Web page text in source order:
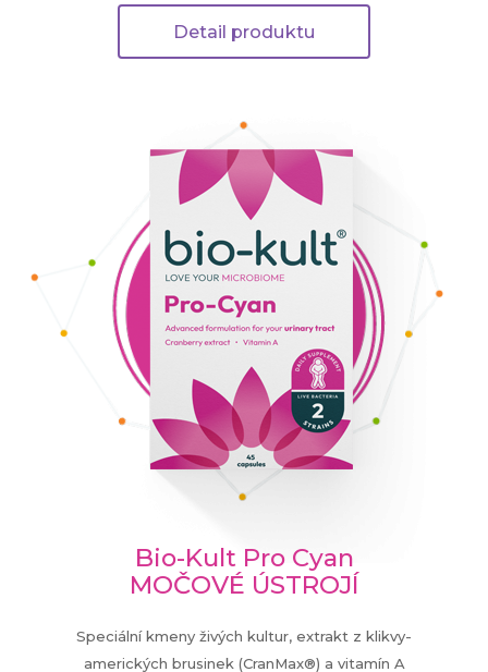
Detail produktu
Bio-Kult Pro Cyan
MOČOVÉ ÚSTROJÍ
Speciální kmeny živých kultur, extrakt z klikvy-
amerických brusinek (CranMax®) a vitamín A